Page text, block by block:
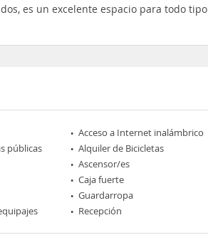
es un excelente espacio para todo tipo
Acceso a Internet inalámbrico
públicas
Alquiler de Bicicletas
Ascensor/es
Caja fuerte
Guardarropa
Recepción